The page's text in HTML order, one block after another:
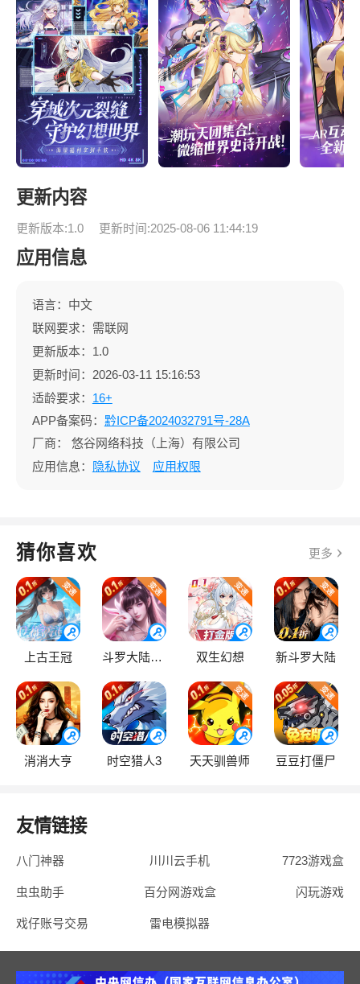
更新内容
更新版本:1.0 更新时间:2025-08-06 11:44:19
应用信息
语言：中文
联网要求：需联网
更新版本：1.0
更新时间：2026-03-11 15:16:53
适龄要求： 16+
APP备案码： 黔ICP备2024032791号-28A
厂商：
悠谷网络科技（上海）有限公司
应用信息：
隐私协议 应用权限
猜你喜欢 更多
上古王冠 斗罗大陆：逆转时空 双生幻想 新斗罗大陆
消消大亨 时空猎人3 天天驯兽师 豆豆打僵尸
友情链接
八门神器 川川云手机 7723游戏盒
虫虫助手 百分网游戏盒 闪玩游戏
戏仔账号交易 雷电模拟器